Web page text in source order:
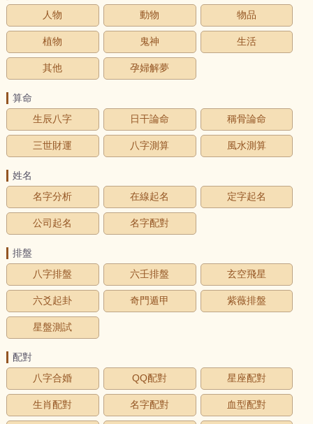
人物
動物 物品
植物 鬼神 生活
其他 孕婦解夢
算命
生辰八字
日干論命 稱骨論命
三世財運 八字測算 風水測算
姓名
名字分析
在線起名 定字起名
公司起名 名字配對
排盤
八字排盤
六壬排盤 玄空飛星
六爻起卦 奇門遁甲 紫薇排盤
星盤測試
配對
八字合婚
QQ配對 星座配對
生肖配對 名字配對 血型配對